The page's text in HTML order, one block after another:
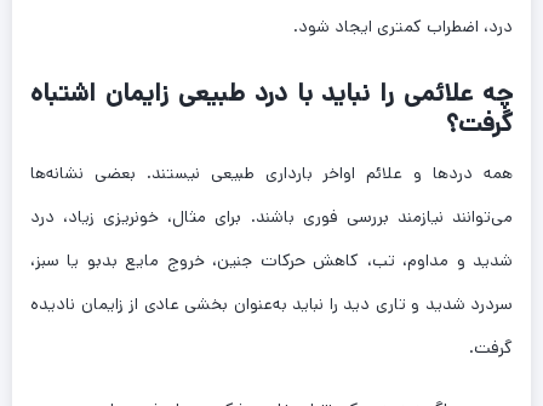
درد، اضطراب کمتری ایجاد شود.
چه علائمی را نباید با درد طبیعی زایمان اشتباه
گرفت؟
همه دردها و علائم اواخر بارداری طبیعی نیستند. بعضی نشانه‌ها
می‌توانند نیازمند بررسی فوری باشند. برای مثال، خونریزی زیاد، درد
شدید و مداوم، تب، کاهش حرکات جنین، خروج مایع بدبو یا سبز،
سردرد شدید و تاری دید را نباید به‌عنوان بخشی عادی از زایمان نادیده
گرفت.